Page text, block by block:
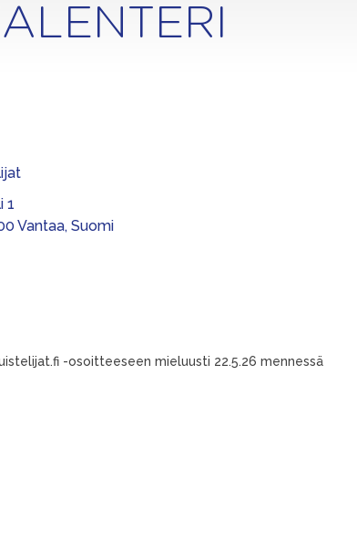
1
Vantaa, Suomi
-osoitteeseen mieluusti 22.5.26 mennessä